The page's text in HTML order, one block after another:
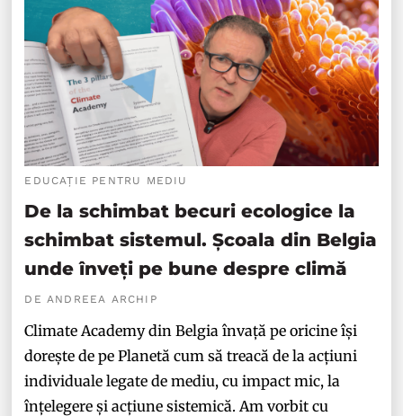
EDUCAȚIE PENTRU MEDIU
De la schimbat becuri ecologice la
schimbat sistemul. Școala din Belgia
unde înveți pe bune despre climă
DE ANDREEA ARCHIP
Climate Academy din Belgia învață pe oricine își
dorește de pe Planetă cum să treacă de la acțiuni
individuale legate de mediu, cu impact mic, la
înțelegere și acțiune sistemică. Am vorbit cu